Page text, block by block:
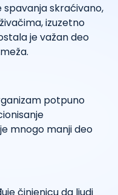
skraćivano,
izuzetno
je važan deo
potpuno
mnogo manji deo
činjenicu da ljudi